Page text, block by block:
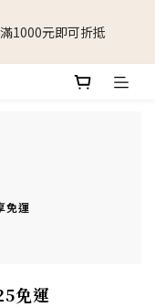
1000元即可折抵
1000元即可折抵
以延後2~4周出貨(請在
免運
免運